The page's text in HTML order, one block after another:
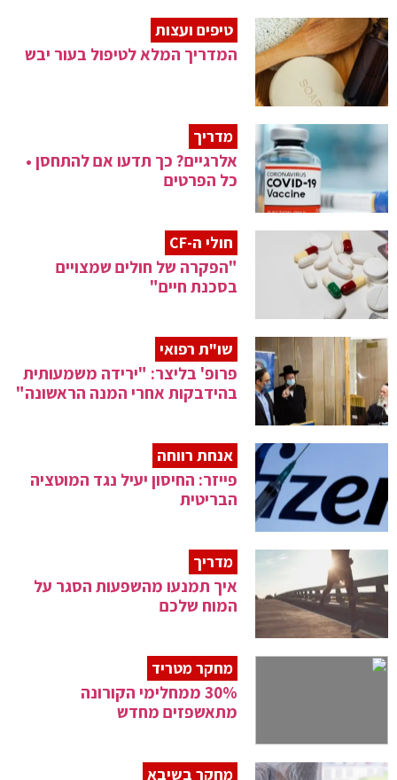
טיפים ועצות
המדריך המלא לטיפול בעור יבש
מדריך
אלרגיים? כך תדעו אם להתחסן •
כל הפרטים
חולי ה-CF
"הפקרה של חולים שמצויים
בסכנת חיים"
שו"ת רפואי
פרופ' בליצר: "ירידה משמעותית
בהידבקות אחרי המנה הראשונה"
אנחת רווחה
פייזר: החיסון יעיל נגד המוטציה
הבריטית
מדריך
איך תמנעו מהשפעות הסגר על
המוח שלכם
מחקר מטריד
30% ממחלימי הקורונה
מתאשפזים מחדש
מחקר בשיבא